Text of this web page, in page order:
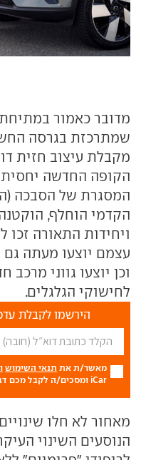
מדובר כאמור
הקופה החדשה יחסית
המסגרת של הסבכה
הקדמי הוחלף,
ויחידות התאורה זכו
עצמם יוצעו מעתה גם
וכן יוצעו גווני מרכב
לחישוקי הגלגלים.
הירשמו לקבלת
מאשר/ת את תנאי השימוש
iCar ומסכים/ה לקבל מכם דברי פרסום.
מאחור לא חלו
הנוסעים השינוי